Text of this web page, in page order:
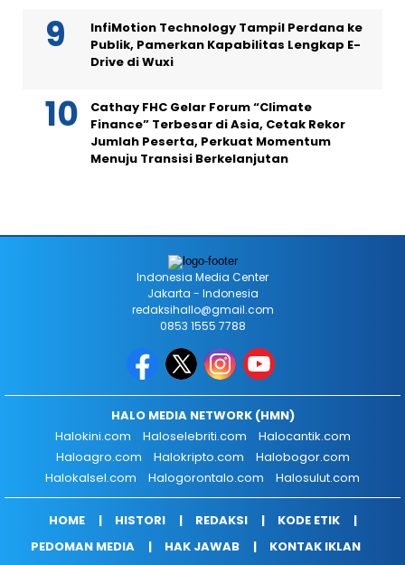
InfiMotion Technology Tampil Perdana ke
Publik, Pamerkan Kapabilitas Lengkap E-
Drive di Wuxi
Cathay FHC Gelar Forum “Climate
Finance” Terbesar di Asia, Cetak Rekor
Jumlah Peserta, Perkuat Momentum
Menuju Transisi Berkelanjutan
Indonesia Media Center
Jakarta - Indonesia
redaksihallo@gmail.com
0853 1555 7788
HALO MEDIA NETWORK (HMN)
Halokini.com
Haloselebriti.com
Halocantik.com
Haloagro.com
Halokripto.com
Halobogor.com
Halokalsel.com
Halogorontalo.com Halosulut.com
HOME HISTORI REDAKSI
KODE ETIK
PEDOMAN MEDIA
HAK JAWAB KONTAK IKLAN